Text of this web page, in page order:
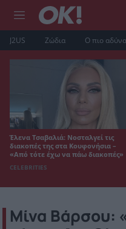
J2US Ζώδια Ο πιο
Έλενα Τσαβαλιά: Νοσταλγεί τις
διακοπές της στα Κουφονήσια –
«Από τότε έχω να πάω διακοπές»
CELEBRITIES
Μίνα Βάρσου: